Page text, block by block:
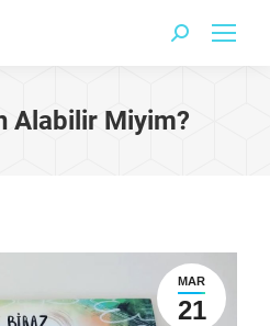
Search:
Alabilir Miyim?
MAR
21